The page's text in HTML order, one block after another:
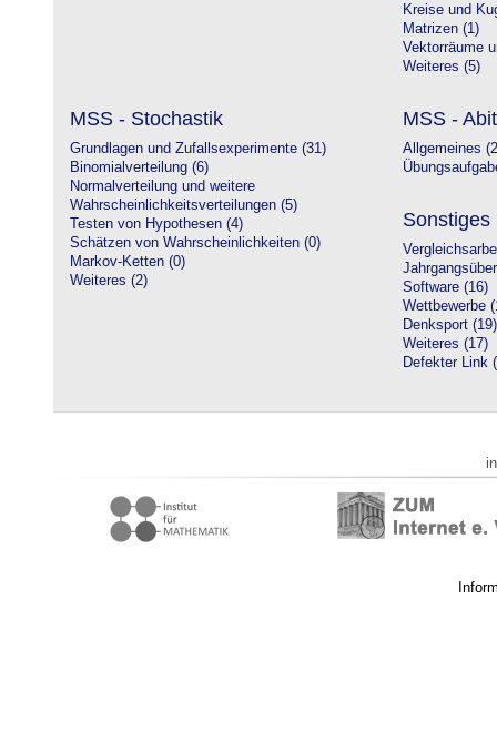
Kreise und
Matrizen (1)
Vektorräume
Weiteres (5)
MSS - Stochastik
Grundlagen und Zufallsexperimente (31)
Binomialverteilung (6)
Normalverteilung und weitere
Wahrscheinlichkeitsverteilungen (5)
Testen von Hypothesen (4)
Schätzen von Wahrscheinlichkeiten (0)
Markov-Ketten (0)
Weiteres (2)
MSS -
Allgemeines
Sonstiges
Software (16)
Wettbewerbe
Denksport (19)
Weiteres (17)
Defekter Link